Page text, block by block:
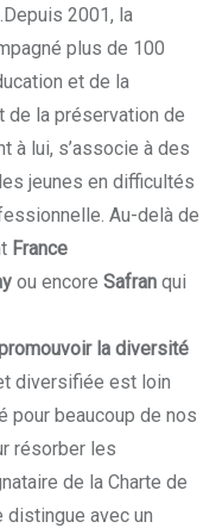
2001, la
plus de 100
et de la
de la préservation de
à lui, s’associe à des
jeunes en difficultés
Au-delà de
France
ou encore Safran qui
la diversité
diversifiée est loin
pour beaucoup de nos
résorber les
de la Charte de
avec un